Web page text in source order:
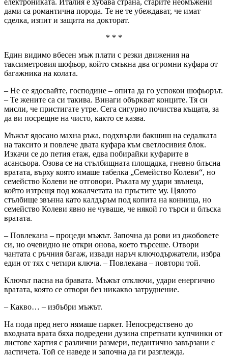
електрониката. Италия е хубава страна, старите неомъжени
дами са романтична порода. Те не те убеждават, че имат
сделка, изпит и защита на докторат.
* * *
Един видимо вбесен мъж плати с резки движения на
таксиметровия шофьор, който смъкна два огромни куфара от
багажника на колата.
– Не се ядосвайте, господине – опита да го успокои шофьорът.
– Те жените са си такива. Винаги объркват конците. Тя си
мисли, че пристигате утре. Сега сигурно почиства къщата, за
да ви посрещне на чисто, както се казва.
Мъжът ядосано махна ръка, подхвърли бакшиш на седалката
на таксито и повлече двата куфара към светлосивия блок.
Изкачи се до петия етаж, едва побирайки куфарите в
асансьора. Озова се на стълбищната площадка, гневно блъсна
вратата, върху която имаше табелка „Семейство Колеви“, но
семейство Колеви не отговори. Ръката му удари звънеца,
който изтрещя под кокалчетата на пръстите му. Цялото
стълбище звънна като калдъръм под копита на конница, но
семейство Колеви явно не чуваше, че някой го търси и блъска
вратата.
– Повлекана – процеди мъжът. Започна да рови из джобовете
си, но очевидно не откри онова, което търсеше. Отвори
чантата с ръчния багаж, извади наръч ключодържатели, избра
един от тях с четири ключа. – Повлекана – повтори той.
Ключът пасна на бравата. Мъжът отключи, удари енергично
вратата, която се отвори без никакво затруднение.
– Какво… – избъбри мъжът.
На пода пред него нямаше паркет. Непосредствено до
входната врата бяха подредени дузина спретнати купчинки от
листове хартия с различни размери, педантично завързани с
ластичета. Той се наведе и започна да ги разглежда.